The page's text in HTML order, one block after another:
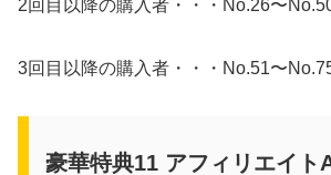
2回目以降の購入者・・・No.26〜
3回目以降の購入者・・・No.51〜
豪華特典11 アフィリエイト